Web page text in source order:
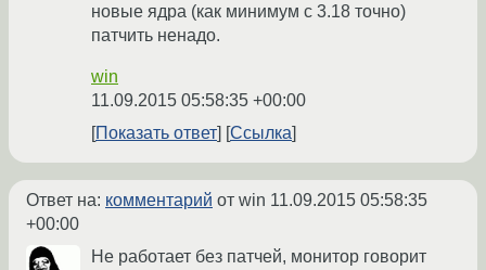
новые ядра (как минимум с 3.18 точно)
патчить ненадо.
win
11.09.2015 05:58:35 +00:00
Показать ответ
Ссылка
Ответ на: комментарий от win 11.09.2015 05:58:35
+00:00
Не работает без патчей, монитор говорит